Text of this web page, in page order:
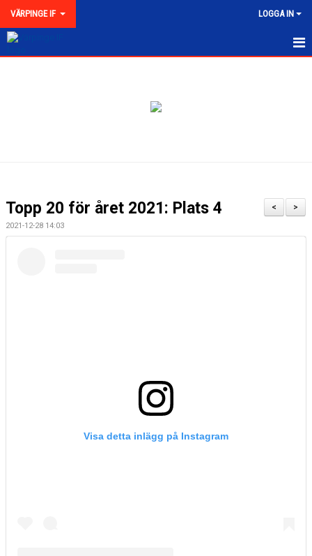
VÄRPINGE IF LOGGA IN
KLUBBKOLLEKTION
>
<
Topp 20 för året 2021: Plats 4
2021-12-28 14:03
Visa detta inlägg på Instagram